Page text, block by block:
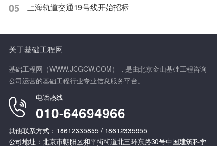
05 上海轨道交通19号线开始招标
关于基础工程网
基础工程网（WWW.JCGCW.COM），是由北京金山基础工程咨询
公司运营的基础工程行业专业信息服务平台。
电话热线
010-64694966
其他联系方式：18612335855 / 18612335955
公司地址：北京市朝阳区和平街街道北三环东路30号中国建筑科学